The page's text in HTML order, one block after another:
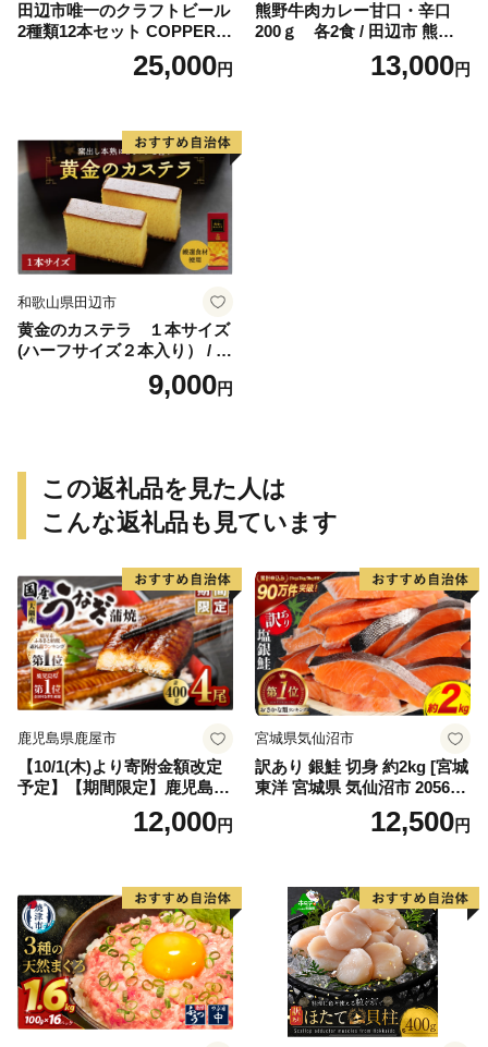
田辺市唯一のクラフトビール
2種類12本セット COPPER
（アルコール度数6％）GOL
D（アルコール度数5.5％）各
酒 ボイジャーブルーイング
セット 詰合せ 飲み比べ 父の
日 ギフト プレゼント 贈り物
【bbi012-1】
25,000円
熊野牛肉カレー甘口・辛口
200ｇ 各2食 / 田辺市 熊野牛
ブランド牛 牛肉 牛肉カレー
レトルトカレー レトルト レ
13,000円
和歌山県田辺市
黄金のカステラ １本サイズ
(ハーフサイズ２本入り） / 田
子 黄金 おやつ １本 【ehs00
9,000円
この返礼品を見た人は
こんな返礼品も見ています
鹿児島県鹿屋市
【10/1(木)より寄附金額改定
予定】【期間限定】鹿児島県
大隅産うなぎ蒲焼4尾（400
g） KN007-02312,000円
宮城県気仙沼市
訳あり 銀鮭 切身 約2kg [宮城
東洋 宮城県 気仙沼市 205649
91] 鮭 魚介類 海鮮 訳アリ 規
格外 不揃い さけ サケ 鮭切身
切り身 魚 わけあり
12,500円